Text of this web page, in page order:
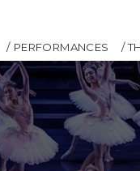
PERFORMANCES